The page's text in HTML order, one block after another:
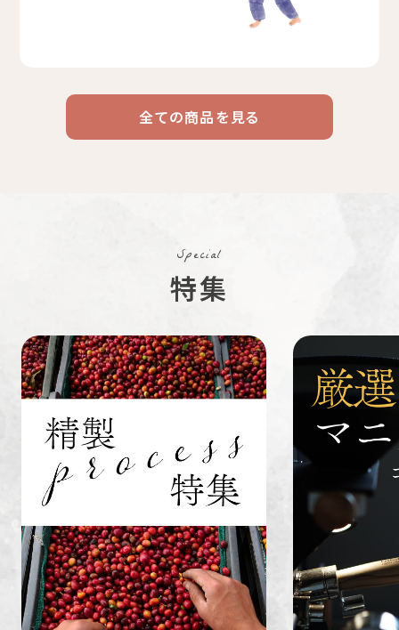
コーヒー
リキッド
コーヒー
豆・粉
デカフェ
すてきな道
具
生活雑貨 福袋
業務用 定期便 送料無料
ケニア
ペルー ブラジル イエメン
インドネシ
グァテマラ
ホンジュラ
ミャンマー ルワンダ
全ての商品を見る
Special
特集